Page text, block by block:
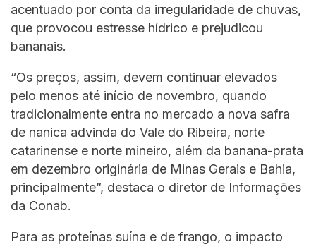
acentuado por conta da irregularidade de chuvas,
que provocou estresse hídrico e prejudicou
bananais.
“Os preços, assim, devem continuar elevados
pelo menos até início de novembro, quando
tradicionalmente entra no mercado a nova safra
de nanica advinda do Vale do Ribeira, norte
catarinense e norte mineiro, além da banana-prata
em dezembro originária de Minas Gerais e Bahia,
principalmente”, destaca o diretor de Informações
da Conab.
Para as proteínas suína e de frango, o impacto